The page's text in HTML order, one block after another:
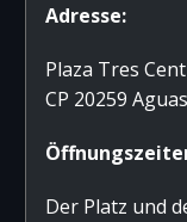
Adresse:
Plaza Tres
CP 20259
Der Platz und